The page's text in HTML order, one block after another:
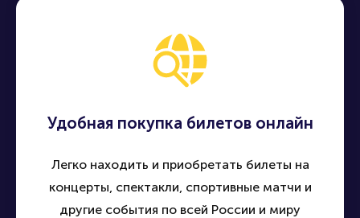
Удобная покупка билетов онлайн
Легко находить и приобретать билеты на
концерты, спектакли, спортивные матчи и
другие события по всей России и миру